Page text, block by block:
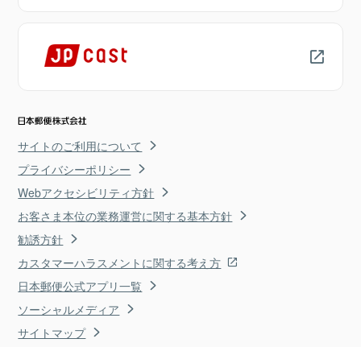
サイトのご利用について
プライバシーポリシー
Webアクセシビリティ方針
お客さま本位の業務運営に関する基本方針
勧誘方針
カスタマーハラスメントに関する考え方
日本郵便公式アプリ一覧
ソーシャルメディア
サイトマップ